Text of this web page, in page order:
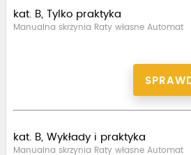
kat. B, Tylko praktyka
Manualna skrzynia Raty własne Automat
kat. B, Wykłady i praktyka
Manualna skrzynia Raty własne Automat